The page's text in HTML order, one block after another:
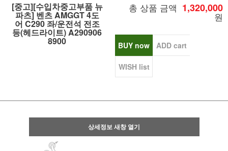
[중고][수입차중고부품 뉴
파츠] 벤츠 AMGGT 4도
어 C290 좌/운전석 전조
등(헤드라이트) A290906
8900
총 상품 금액 1,320,000
원
BUY now ADD cart
WISH list
상세정보 새창 열기